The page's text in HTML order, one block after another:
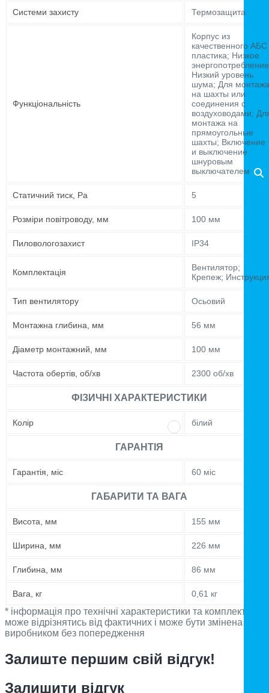
Системи захисту Термозащита
Функціональність
Корпус из
качественного АБС
пластика; Низкое
Низкий уровень
шума; Для монтажа
на шахты или
соединения с
воздуховодами;
монтажа на
прямоугольные
шахты; Включение
и выключение
шнуровым
выключателем
Статичний тиск, Pa 5
Розміри повітроводу, мм 100 мм
Пиловологозахист IP34
Комплектація
Вентилятор;
Крепеж;
Тип вентилятору Осьовий
Монтажна глибина, мм 56 мм
Діаметр монтажний, мм 100 мм
Частота обертів, об/хв 2300 об/хв
ФІЗИЧНІ ХАРАКТЕРИСТИКИ
Колір білий
ГАРАНТІЯ
Гарантія, міс 60 міс
ГАБАРИТИ ТА ВАГА
Висота, мм 155 мм
Ширина, мм 226 мм
Глибина, мм 86 мм
Вага, кг 0,61 кг
* інформація про технічні характеристики та комплектацію
може відрізнятись від фактичних і може бути змінена
виробником без попередження
Залиште першим свій відгук!
Залишити відгук